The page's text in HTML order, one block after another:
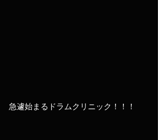
急遽始まるドラムクリニック！！！